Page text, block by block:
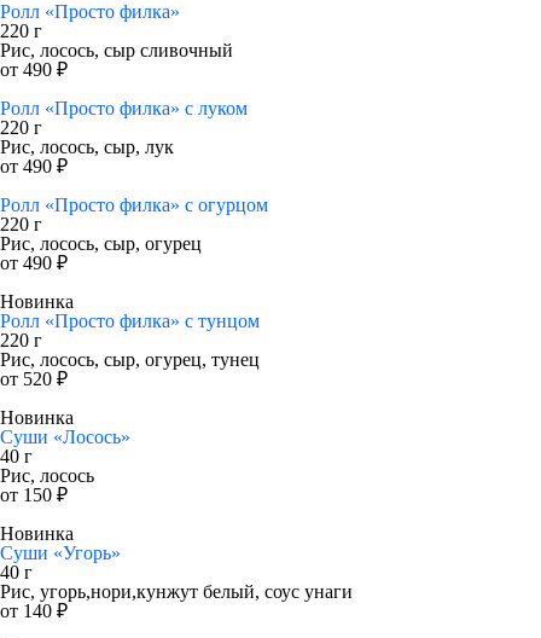
Ролл «Просто филка»
220 г
Рис, лосось, сыр сливочный
от 490 ₽
Ролл «Просто филка» с луком
220 г
Рис, лосось, сыр, лук
от 490 ₽
Ролл «Просто филка» с огурцом
220 г
Рис, лосось, сыр, огурец
от 490 ₽
Новинка
Ролл «Просто филка» с тунцом
220 г
Рис, лосось, сыр, огурец, тунец
от 520 ₽
Новинка
Суши «Лосось»
40 г
Рис, лосось
от 150 ₽
Новинка
Суши «Угорь»
40 г
Рис, угорь,нори,кунжут белый, соус унаги
от 140 ₽